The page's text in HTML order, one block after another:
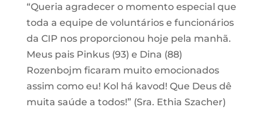
“Queria agradecer o momento especial que
toda a equipe de voluntários e funcionários
da CIP nos proporcionou hoje pela manhã.
Meus pais Pinkus (93) e Dina (88)
Rozenbojm ficaram muito emocionados
assim como eu! Kol há kavod! Que Deus dê
muita saúde a todos!” (Sra. Ethia Szacher)